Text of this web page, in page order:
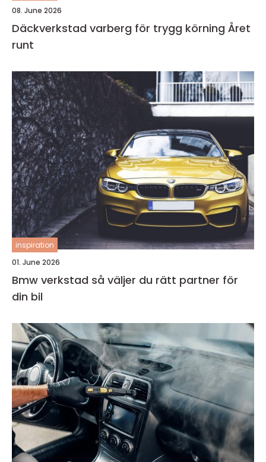
08. June 2026
Däckverkstad varberg för trygg körning Året
runt
inspiration
01. June 2026
Bmw verkstad så väljer du rätt partner för
din bil